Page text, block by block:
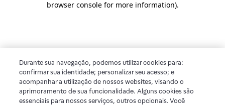
browser console for more information).
Durante sua navegação, podemos utilizar cookies para:
confirmar sua identidade; personalizar seu acesso; e
acompanhar a utilização de nossos websites, visando o
aprimoramento de sua funcionalidade. Alguns cookies são
essenciais para nossos serviços, outros opcionais. Você